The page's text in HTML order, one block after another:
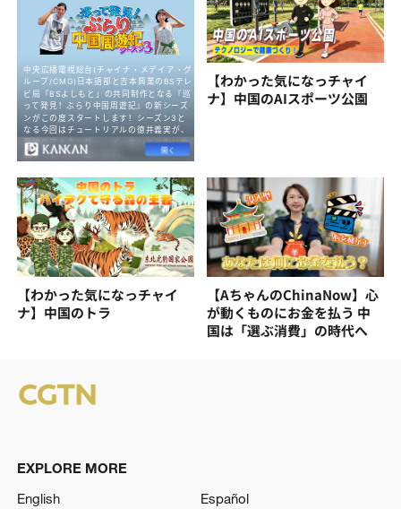
【わかった気になっチャイ
ナ】中国のAIスポーツ公園
【わかった気になっチャイ
ナ】中国のトラ
【AちゃんのChinaNow】心
が動くものにお金を払う 中
国は「選ぶ消費」の時代へ
EXPLORE MORE
English
Español